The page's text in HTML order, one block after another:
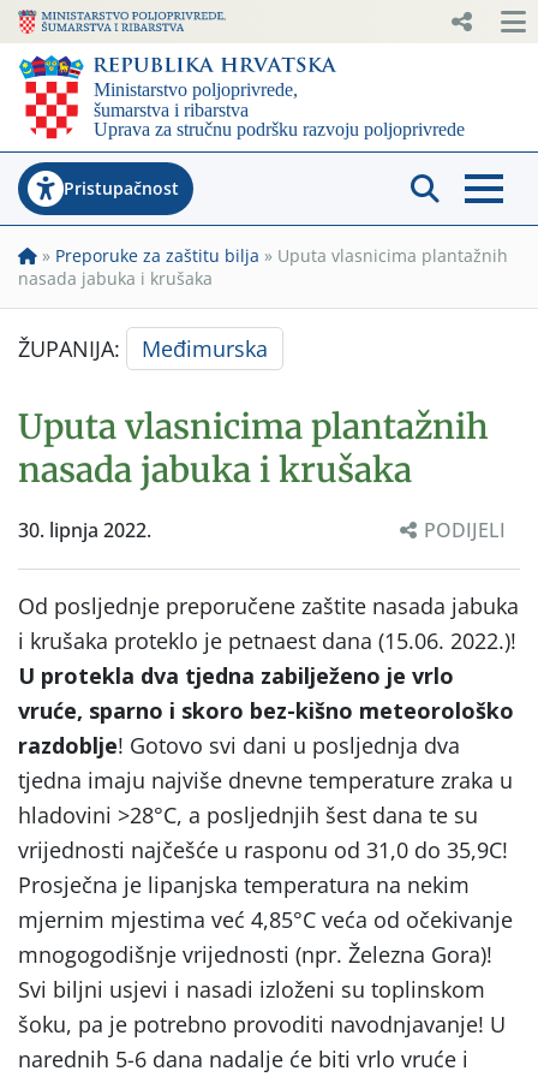
Pristupačnost
» Preporuke za zaštitu bilja » Uputa vlasnicima plantažnih
nasada jabuka i krušaka
ŽUPANIJA: Međimurska
Uputa vlasnicima plantažnih
nasada jabuka i krušaka
30. lipnja 2022. PODIJELI
Od posljednje preporučene zaštite nasada jabuka
i krušaka proteklo je petnaest dana (15.06. 2022.)!
U protekla dva tjedna zabilježeno je vrlo
vruće, sparno i skoro bez-kišno meteorološko
razdoblje! Gotovo svi dani u posljednja dva
tjedna imaju najviše dnevne temperature zraka u
hladovini >28°C, a posljednjih šest dana te su
vrijednosti najčešće u rasponu od 31,0 do 35,9C!
Prosječna je lipanjska temperatura na nekim
mjernim mjestima već 4,85°C veća od očekivanje
mnogogodišnje vrijednosti (npr. Železna Gora)!
Svi biljni usjevi i nasadi izloženi su toplinskom
šoku, pa je potrebno provoditi navodnjavanje! U
narednih 5-6 dana nadalje će biti vrlo vruće i